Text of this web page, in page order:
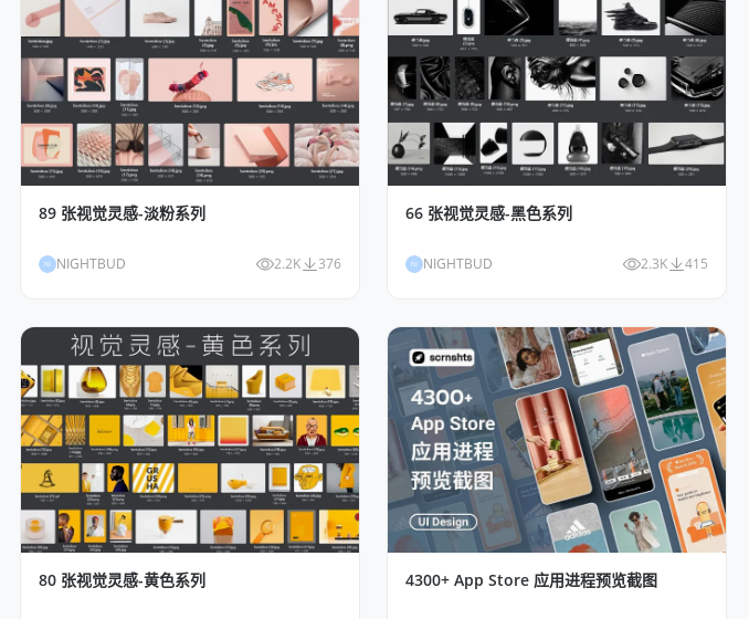
89 张视觉灵感-淡粉系列
NI NIGHTBUD 2.2K 376
66 张视觉灵感-黑色系列
NI NIGHTBUD 2.3K 415
80 张视觉灵感-黄色系列 4300+ App Store 应用进程预览截图